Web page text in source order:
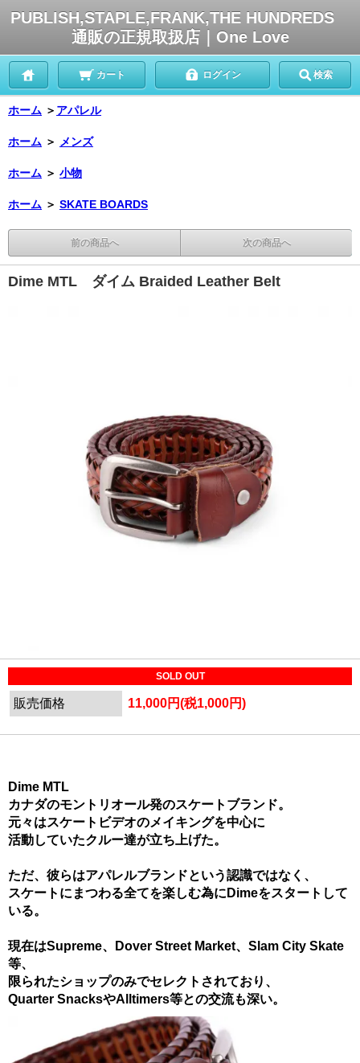
PUBLISH,STAPLE,FRANK,THE HUNDREDS
通販の正規取扱店｜One Love
カート ログイン 検索
ホーム ＞ アパレル
ホーム ＞ メンズ
ホーム ＞ 小物
ホーム ＞ SKATE BOARDS
前の商品へ 次の商品へ
Dime MTL ダイム Braided Leather Belt
SOLD OUT
販売価格 11,000円(税1,000円)
Dime MTL
カナダのモントリオール発のスケートブランド。
元々はスケートビデオのメイキングを中心に
活動していたクルー達が立ち上げた。
ただ、彼らはアパレルブランドという認識ではなく、
スケートにまつわる全てを楽しむ為にDimeをスタートして
いる。
現在はSupreme、Dover Street Market、Slam City Skate
等、
限られたショップのみでセレクトされており、
Quarter SnacksやAlltimers等との交流も深い。